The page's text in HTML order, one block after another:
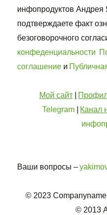
инфопродуктов
подтверждаете факт
безоговорочного
конфеденциальности
соглашение и
Мой сайт |
Telegram | Канал
Ваши вопросы –
© 2023
© 2013